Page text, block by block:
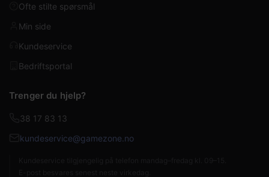
Ofte stilte spørsmål
Min side
Kundeservice
Bedriftsportal
Trenger du hjelp?
38 17 83 13
kundeservice@gamezone.no